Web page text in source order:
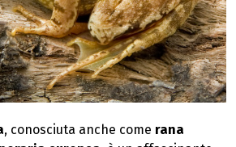
, conosciuta anche come rana